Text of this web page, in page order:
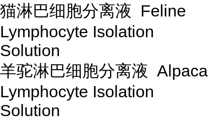
猫淋巴细胞分离液 Feline
Lymphocyte Isolation
Solution
羊驼淋巴细胞分离液 Alpaca
Lymphocyte Isolation
Solution